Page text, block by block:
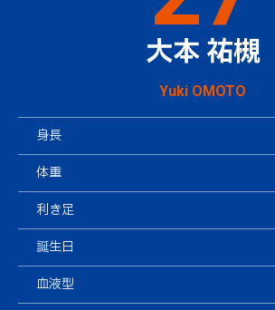
大本 祐槻
Yuki OMOTO
身長
体重
利き足
誕生日
血液型